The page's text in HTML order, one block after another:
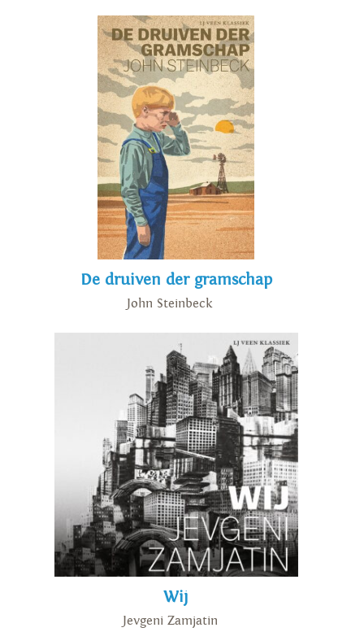
De druiven der gramschap
John Steinbeck
Wij
Jevgeni Zamjatin